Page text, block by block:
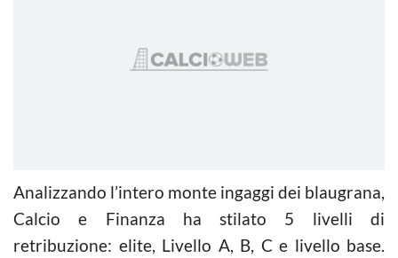
Analizzando l’intero monte ingaggi dei blaugrana,
Calcio e Finanza ha stilato 5 livelli di
retribuzione: elite, Livello A, B, C e livello base.